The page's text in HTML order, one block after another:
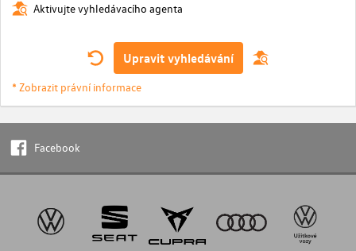
Aktivujte vyhledávacího agenta
Upravit vyhledávání
* Zobrazit právní informace
Facebook